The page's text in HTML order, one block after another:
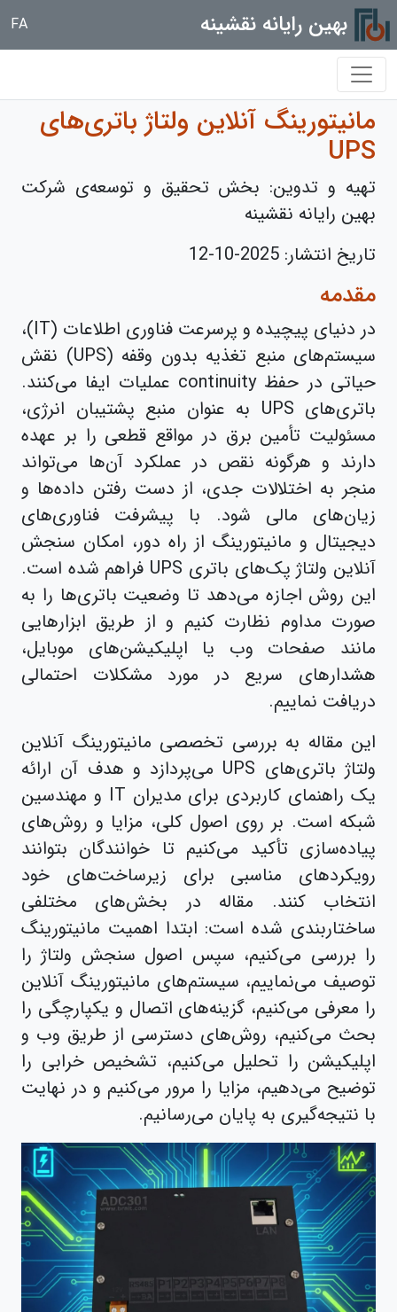
بهین رایانه نقشینه FA
مانیتورینگ آنلاین ولتاژ باتری‌های
UPS
تهیه و تدوین: بخش تحقیق و توسعه‌ی شرکت
بهین رایانه نقشینه
تاریخ انتشار: 2025-10-12
مقدمه
در دنیای پیچیده و پرسرعت فناوری اطلاعات (IT)،
سیستم‌های منبع تغذیه بدون وقفه (UPS) نقش
حیاتی در حفظ continuity عملیات ایفا می‌کنند.
باتری‌های UPS به عنوان منبع پشتیبان انرژی،
مسئولیت تأمین برق در مواقع قطعی را بر عهده
دارند و هرگونه نقص در عملکرد آن‌ها می‌تواند
منجر به اختلالات جدی، از دست رفتن داده‌ها و
زیان‌های مالی شود. با پیشرفت فناوری‌های
دیجیتال و مانیتورینگ از راه دور، امکان سنجش
آنلاین ولتاژ پک‌های باتری UPS فراهم شده است.
این روش اجازه می‌دهد تا وضعیت باتری‌ها را به
صورت مداوم نظارت کنیم و از طریق ابزارهایی
مانند صفحات وب یا اپلیکیشن‌های موبایل،
هشدارهای سریع در مورد مشکلات احتمالی
دریافت نماییم.
این مقاله به بررسی تخصصی مانیتورینگ آنلاین
ولتاژ باتری‌های UPS می‌پردازد و هدف آن ارائه
یک راهنمای کاربردی برای مدیران IT و مهندسین
شبکه است. بر روی اصول کلی، مزایا و روش‌های
پیاده‌سازی تأکید می‌کنیم تا خوانندگان بتوانند
رویکردهای مناسبی برای زیرساخت‌های خود
انتخاب کنند. مقاله در بخش‌های مختلفی
ساختاربندی شده است: ابتدا اهمیت مانیتورینگ
را بررسی می‌کنیم، سپس اصول سنجش ولتاژ را
توصیف می‌نماییم، سیستم‌های مانیتورینگ آنلاین
را معرفی می‌کنیم، گزینه‌های اتصال و یکپارچگی را
بحث می‌کنیم، روش‌های دسترسی از طریق وب و
اپلیکیشن را تحلیل می‌کنیم، تشخیص خرابی را
توضیح می‌دهیم، مزایا را مرور می‌کنیم و در نهایت
با نتیجه‌گیری به پایان می‌رسانیم.